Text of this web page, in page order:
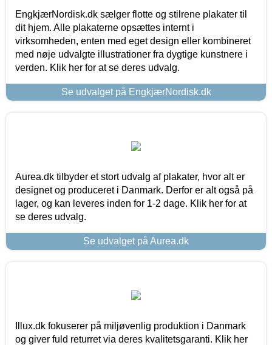
EngkjærNordisk.dk sælger flotte og stilrene plakater til
dit hjem. Alle plakaterne opsættes internt i
virksomheden, enten med eget design eller kombineret
med nøje udvalgte illustrationer fra dygtige kunstnere i
verden. Klik her for at se deres udvalg.
Se udvalget på EngkjærNordisk.dk
Aurea.dk tilbyder et stort udvalg af plakater, hvor alt er
designet og produceret i Danmark. Derfor er alt også på
lager, og kan leveres inden for 1-2 dage. Klik her for at
se deres udvalg.
Se udvalget på Aurea.dk
Illux.dk fokuserer på miljøvenlig produktion i Danmark
og giver fuld returret via deres kvalitetsgaranti. Klik her